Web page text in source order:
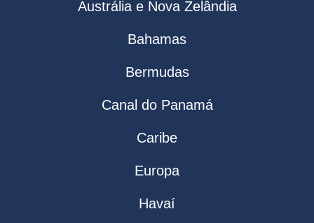
Austrália e Nova Zelândia
Bahamas
Bermudas
Canal do Panamá
Caribe
Europa
Havaí